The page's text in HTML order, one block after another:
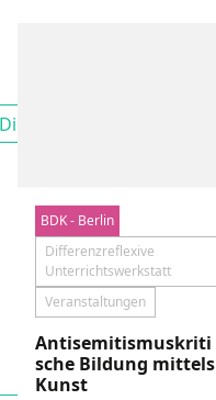
BDK - Berlin
Aktuelles
Differenzreflexive
Unterrichtswerkstatt
Veranstaltungen
Antisemitismuskriti
sche Bildung mittels
Kunst